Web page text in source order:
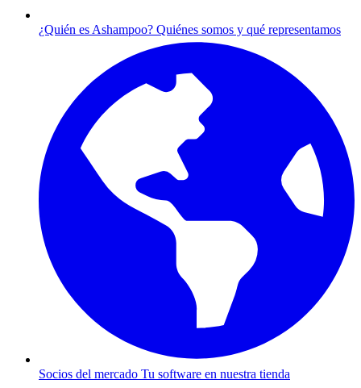
¿Quién es Ashampoo? Quiénes somos y qué representamos
Socios del mercado Tu software en nuestra tienda